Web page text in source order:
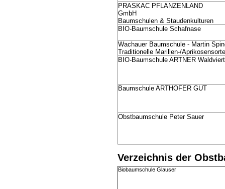
PRASKAC PFLANZENLAND
GmbH
Baumschulen & Staudenkulturen
BIO-Baumschule Schafnase
Wachauer Baumschule - Martin
Traditionelle Marillen-/Aprikosensorte
BIO-Baumschule ARTNER
Baumschule ARTHOFER GUT
Obstbaumschule Peter Sauer
Verzeichnis der
Biobaumschule Glauser